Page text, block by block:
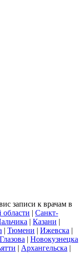
записи к врачам в
области | Санкт-
| Казани |
| Тюмени | Ижевска |
Глазова | Новокузнецка
| Архангельска |